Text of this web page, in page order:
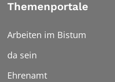
Themenportale
Arbeiten im Bistum
da sein
Ehrenamt